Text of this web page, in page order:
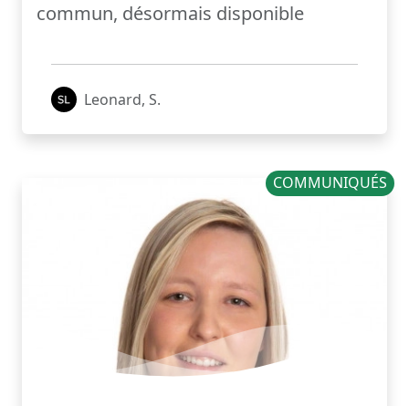
commun, désormais disponible
Leonard, S.
COMMUNIQUÉS